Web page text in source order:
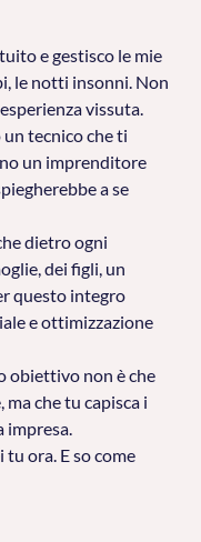
e gestisco le mie
le notti insonni. Non
vissuta.
un tecnico che ti
un imprenditore
a se
dietro ogni
dei figli, un
questo integro
e ottimizzazione
obiettivo non è che
che tu capisca i
impresa.
ora. E so come